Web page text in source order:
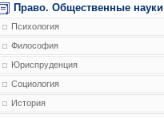
Право. Общественные науки
Психология
Философия
Юриспруденция
Социология
История